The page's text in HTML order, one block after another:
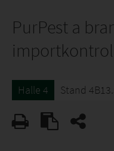
PurPest a
Halle 4 Stand